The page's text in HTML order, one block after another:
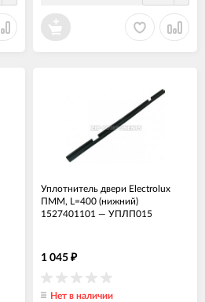
Уплотнитель двери Electrolux
ПММ, L=400 (нижний)
1527401101 — УПЛП015
1 045 ₽
Нет в наличии